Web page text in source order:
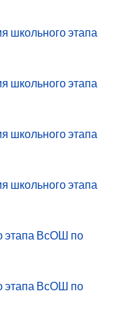
школьного этапа
школьного этапа
школьного этапа
школьного этапа
этапа ВсОШ по
этапа ВсОШ по